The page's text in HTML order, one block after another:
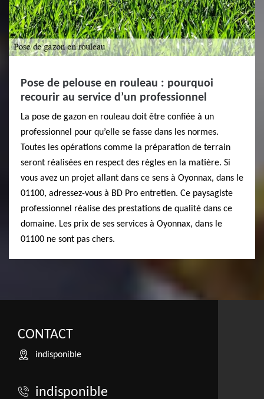
Pose de pelouse en rouleau : pourquoi
recourir au service d’un professionnel
La pose de gazon en rouleau doit être confiée à un
professionnel pour qu’elle se fasse dans les normes.
Toutes les opérations comme la préparation de terrain
seront réalisées en respect des règles en la matière. Si
vous avez un projet allant dans ce sens à Oyonnax, dans le
01100, adressez-vous à BD Pro entretien. Ce paysagiste
professionnel réalise des prestations de qualité dans ce
domaine. Les prix de ses services à Oyonnax, dans le
01100 ne sont pas chers.
CONTACT
indisponible
indisponible